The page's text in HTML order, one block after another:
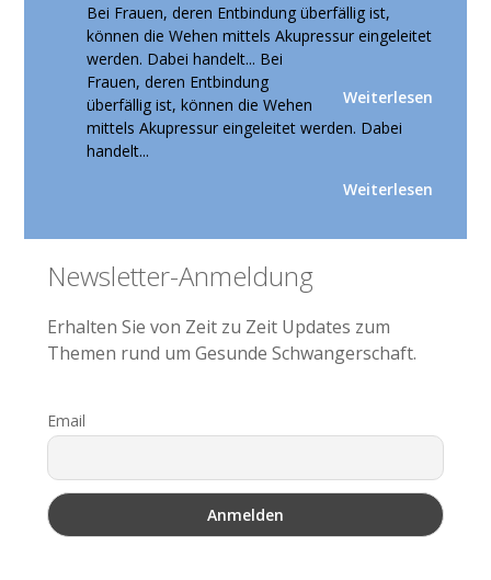
Bei Frauen, deren Entbindung überfällig ist,
können die Wehen mittels Akupressur eingeleitet
werden. Dabei handelt...
Weiterlesen
Bei
Frauen, deren Entbindung
überfällig ist, können die Wehen
mittels Akupressur eingeleitet werden. Dabei
handelt...
Weiterlesen
Seitenspalte
Newsletter-Anmeldung
Erhalten Sie von Zeit zu Zeit Updates zum
Themen rund um Gesunde Schwangerschaft.
Email